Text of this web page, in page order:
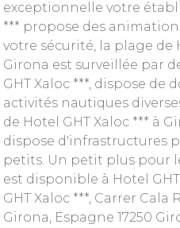
exceptionnelle votre
*** propose des
votre sécurité, la plage de
Girona est surveillée par
GHT Xaloc ***, dispose de
activités nautiques
de Hotel GHT Xaloc *** à
dispose d'infrastructures
petits. Un petit plus pour
est disponible à Hotel
GHT Xaloc ***, Carrer Cala
Girona, Espagne 17250